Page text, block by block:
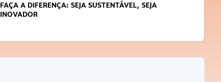
APRENDA A GERENCIAR O SEU TEMPO